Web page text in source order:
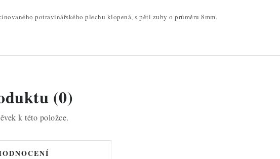
potravinářského plechu klopená, s pěti zuby o průměru 8mm.
(0)
k této položce.